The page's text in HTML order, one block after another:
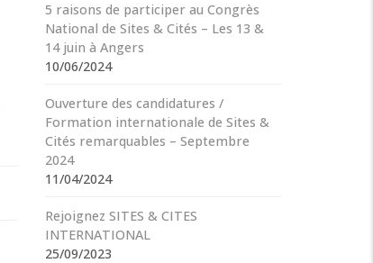
5 raisons de participer au Congrès
National de Sites & Cités – Les 13 &
14 juin à Angers
10/06/2024
Ouverture des candidatures /
Formation internationale de Sites &
Cités remarquables – Septembre
2024
11/04/2024
Rejoignez SITES & CITES
INTERNATIONAL
25/09/2023